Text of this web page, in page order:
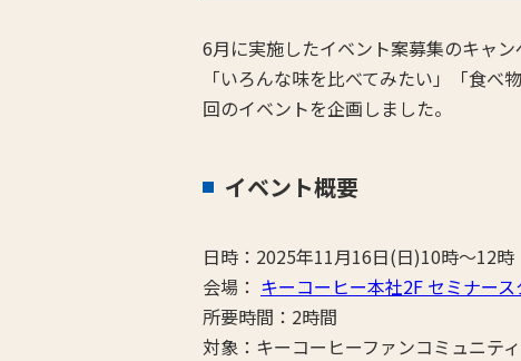
6月に実施したイベント案募集のキャ
「いろんな味を比べてみたい」「食
回のイベントを企画しました。
イベント概要
日時：2025年11月16日(日)10時～12時
会場： キーコーヒー本社2F セミナー
所要時間：2時間
対象：キーコーヒーファンコミュニテ